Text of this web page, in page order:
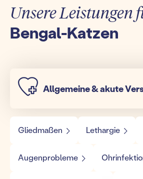
Unsere Leistungen
Bengal-Katzen
Allgemeine & akute
Gliedmaßen Lethargie
Augenprobleme